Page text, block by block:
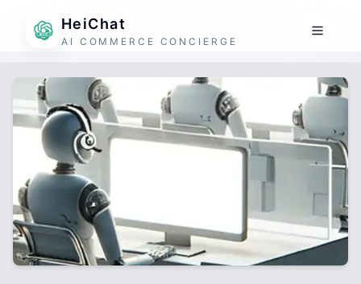
HeiChat
AI COMMERCE CONCIERGE